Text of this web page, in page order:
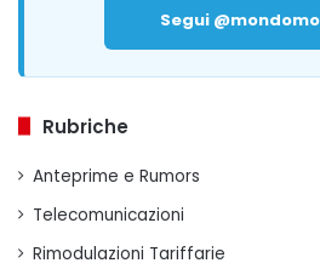
Segui
Rubriche
Anteprime e Rumors
Telecomunicazioni
Rimodulazioni Tariffarie